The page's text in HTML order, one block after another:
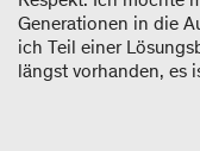
Generationen in die
ich Teil einer
längst vorhanden, es